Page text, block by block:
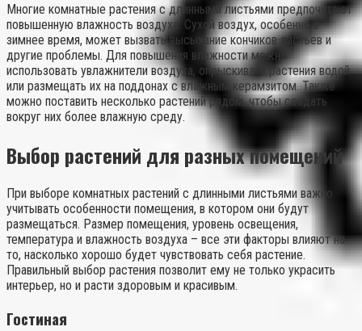
Многие комнатные растения с длинными листьями предпочитают
повышенную влажность воздуха. Сухой воздух, особенно в
зимнее время, может вызвать высыхание кончиков листьев и
другие проблемы. Для повышения влажности можно
использовать увлажнители воздуха, опрыскивать растения водой
или размещать их на поддонах с влажным керамзитом. Также
можно поставить несколько растений рядом, чтобы создать
вокруг них более влажную среду.
Выбор растений для разных помещений
При выборе комнатных растений с длинными листьями важно
учитывать особенности помещения, в котором они будут
размещаться. Размер помещения, уровень освещения,
температура и влажность воздуха – все эти факторы влияют на
то, насколько хорошо будет чувствовать себя растение.
Правильный выбор растения позволит ему не только украсить
интерьер, но и расти здоровым и красивым.
Гостиная